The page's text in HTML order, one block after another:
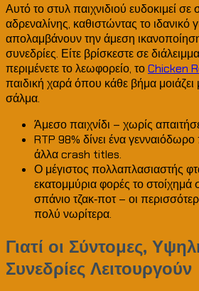
Αυτό το στυλ παιχνιδιού ευδοκιμεί σε
αδρεναλίνης, καθιστώντας το ιδανικό
απολαμβάνουν την άμεση
συνεδρίες. Είτε βρίσκεστε σε
περιμένετε το λεωφορείο, τοChicken
παιδική χαρά όπου κάθε βήμα μοιάζει
σάλμα.
Άμεσο παιχνίδι – χωρίς
RTP 98% δίνει ένα
άλλα crash titles.
Ο μέγιστος πολλαπλασιαστής
εκατομμύρια φορές το στοίχημά
σπάνιο τζακ‑ποτ – οι
πολύ νωρίτερα.
Γιατί οι Σύντομες,
Συνεδρίες Λειτουργούν